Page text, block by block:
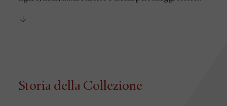
Storia della Collezione